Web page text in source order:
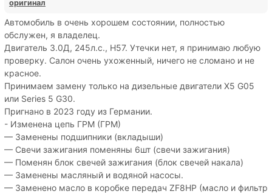
оригинал
Автомобиль в очень хорошем состоянии, полностью
обслужен, я владелец.
Двигатель 3.0Д, 245л.с., Н57. Утечки нет, я принимаю любую
проверку. Салон очень ухоженный, ничего не сломано и не
красное.
Принимаем замену только на дизельные двигатели X5 G05
или Series 5 G30.
Пригнано в 2023 году из Германии.
- Изменена цепь ГРМ (ГРМ)
— Заменены подшипники (вкладыши)
— Свечи зажигания поменяны 6шт (свечи зажигания)
— Поменян блок свечей зажигания (блок свечей накала)
— Заменены масляный и водяной насосы.
— Заменено масло в коробке передач ZF8HP (масло и фильтр